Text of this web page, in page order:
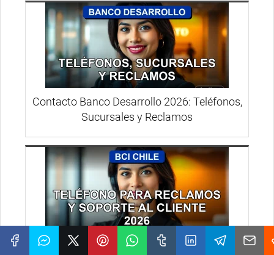
Contacto Banco Desarrollo 2026: Teléfonos,
Sucursales y Reclamos
Atención BCI Chile: Teléfono para Reclamos